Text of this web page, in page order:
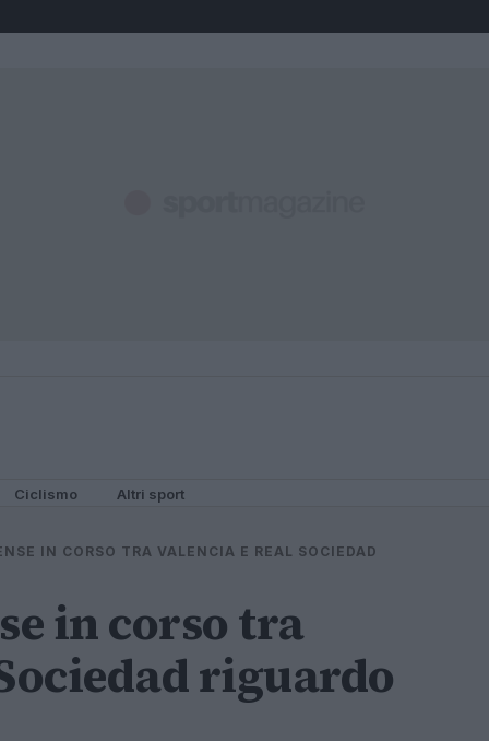
Ciclismo Altri sport
IN CORSO TRA VALENCIA E REAL SOCIEDAD
in corso tra
riguardo